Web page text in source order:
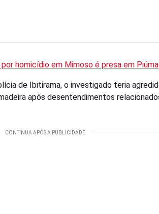
homicídio em Mimoso é presa em Piúma
de Ibitirama, o investigado teria
após desentendimentos